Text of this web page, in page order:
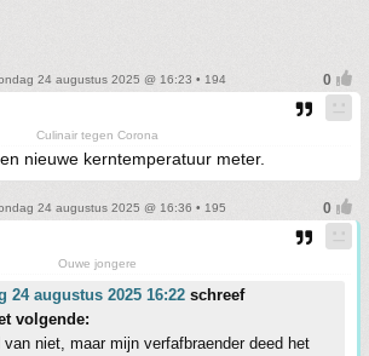
24 augustus 2025 @ 16:23 • 194
Culinair tegen Corona
nieuwe kerntemperatuur meter.
24 augustus 2025 @ 16:36 • 195
Ouwe jongere
24 augustus 2025 16:22 schreef
volgende:
niet, maar mijn verfafbraender deed het